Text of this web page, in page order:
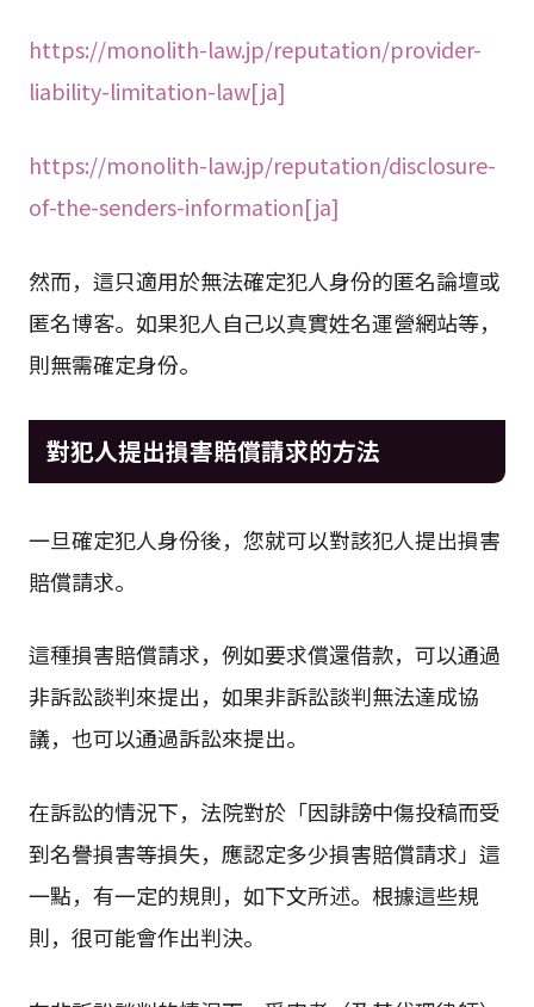
https://monolith-law.jp/reputation/provider-
liability-limitation-law[ja]
https://monolith-law.jp/reputation/disclosure-
of-the-senders-information[ja]
然而，這只適用於無法確定犯人身份的匿名論壇或
匿名博客。如果犯人自己以真實姓名運營網站等，
則無需確定身份。
對犯人提出損害賠償請求的方法
一旦確定犯人身份後，您就可以對該犯人提出損害
賠償請求。
這種損害賠償請求，例如要求償還借款，可以通過
非訴訟談判來提出，如果非訴訟談判無法達成協
議，也可以通過訴訟來提出。
在訴訟的情況下，法院對於「因誹謗中傷投稿而受
到名譽損害等損失，應認定多少損害賠償請求」這
一點，有一定的規則，如下文所述。根據這些規
則，很可能會作出判決。